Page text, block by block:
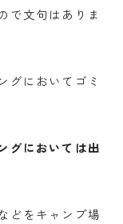
で文句はありま
グにおいてゴミ
グにおいては出
どをキャンプ場